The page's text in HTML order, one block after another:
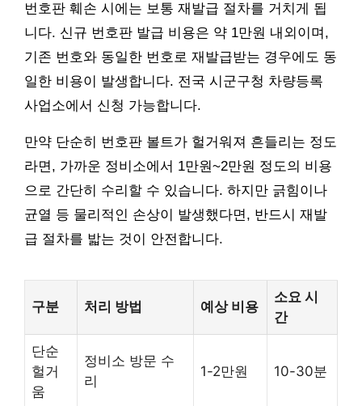
번호판 훼손 시에는 보통 재발급 절차를 거치게 됩
니다. 신규 번호판 발급 비용은 약 1만원 내외이며,
기존 번호와 동일한 번호로 재발급받는 경우에도 동
일한 비용이 발생합니다. 전국 시군구청 차량등록
사업소에서 신청 가능합니다.
만약 단순히 번호판 볼트가 헐거워져 흔들리는 정도
라면, 가까운 정비소에서 1만원~2만원 정도의 비용
으로 간단히 수리할 수 있습니다. 하지만 긁힘이나
균열 등 물리적인 손상이 발생했다면, 반드시 재발
급 절차를 밟는 것이 안전합니다.
구분 처리 방법 예상 비용
소요 시
간
단순
헐거
움
정비소 방문 수
리
1-2만원 10-30분